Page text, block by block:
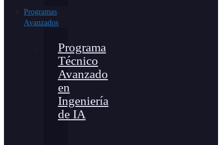
Programas
Avanzados
Programa
Técnico
Avanzado
en
Ingeniería
de IA